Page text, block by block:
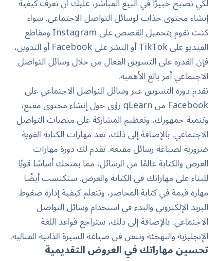
إنشاء محتوى جذاب لوسائل التواصل الاجتماعي. سواء
كنت تقوم بتحميل القصص على Instagram ومقاطع
الفيديو على TikTok أو النشر على Facebook أو التدوين،
فإن القدرة على التسويق الفعال من خلال وسائل التواصل
الاجتماعي أمر بالغ الأهمية.
تقدم دورة التسويق عبر وسائل التواصل الاجتماعي على
Facebook من qLearn رؤى حول إنشاء محتوى مقنع،
وتنمية جمهورك، وتعظيم المشاركة على منصات التواصل
الاجتماعي. بالإضافة إلى ذلك، تعد مهارات الكتابة القوية
ضرورية لصياغة رسائل مقنعة. تقدم لك دورةمهارات
العرض والكتابةعالمًا من الرسائل، مما يمنحك أساسًا قويًا
للبناء على مهاراتك في الكتابة والعرض. ستكتسب أيضًا
مهارة قيمة في كتابة المحاضر، وتتعلم كيفية إدارة ضغوط
البريد الإلكتروني والبدء في استخدام وسائل التواصل
الاجتماعي. بالإضافة إلى ذلك، ستراجع قواعد اللغة
الإنجليزية والتهجئة وتتقن فن صياغة السيرة الذاتية المثالية.
تحسين مهاراتك في العروض التقديمية